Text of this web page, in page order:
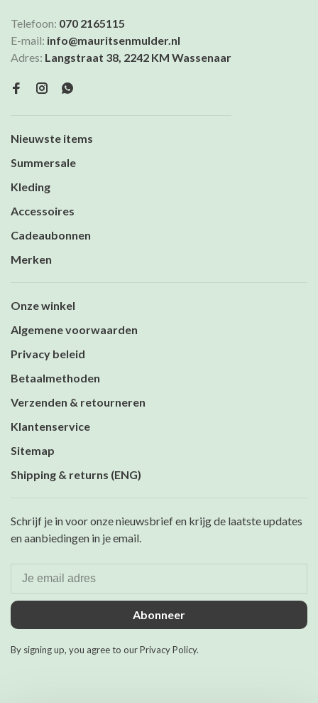
Telefoon: 070 2165115
E-mail: info@mauritsenmulder.nl
Adres: Langstraat 38, 2242 KM Wassenaar
Nieuwste items
Summersale
Kleding
Accessoires
Cadeaubonnen
Merken
Onze winkel
Algemene voorwaarden
Privacy beleid
Betaalmethoden
Verzenden & retourneren
Klantenservice
Sitemap
Shipping & returns (ENG)
Schrijf je in voor onze nieuwsbrief en krijg de laatste updates
en aanbiedingen in je email.
Abonneer
By signing up, you agree to our Privacy Policy.